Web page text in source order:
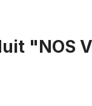
"NOS